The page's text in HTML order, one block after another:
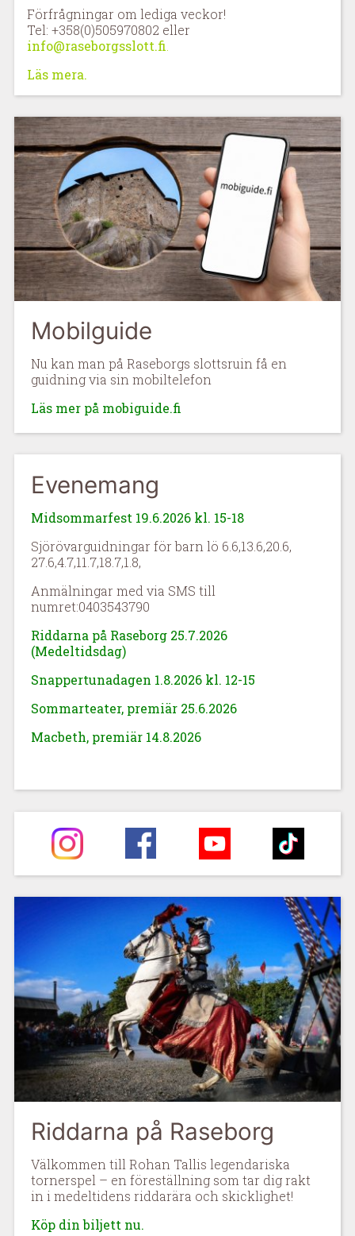
Förfrågningar om lediga veckor!
Tel: +358(0)505970802 eller
info@raseborgsslott.fi
Läs mera.
Mobilguide
Nu kan man på Raseborgs slottsruin få en
guidning via sin mobiltelefon
Läs mer på mobiguide.fi
Evenemang
Midsommarfest 19.6.2026 kl. 15-18
Sjörövarguidningar för barn lö 6.6,13.6,20.6,
27.6,4.7,11.7,18.7,1.8,
Anmälningar med via SMS till
numret:0403543790
Riddarna på Raseborg 25.7.2026
(Medeltidsdag)
Snappertunadagen 1.8.2026 kl. 12-15
Sommarteater, premiär 25.6.2026
Macbeth, premiär 14.8.2026
Riddarna på Raseborg
Välkommen till Rohan Tallis legendariska
tornerspel – en föreställning som tar dig rakt
in i medeltidens riddarära och skicklighet!
Köp din biljett nu.